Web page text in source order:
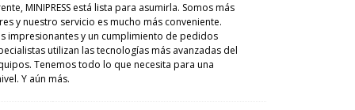
MINIPRESS está lista para asumirla. Somos más
y nuestro servicio es mucho más conveniente.
impresionantes y un cumplimiento de pedidos
utilizan las tecnologías más avanzadas del
Tenemos todo lo que necesita para una
Y aún más.